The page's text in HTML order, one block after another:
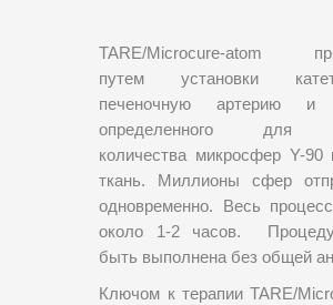
TARE/Microcure-atom
путем установки
печеночную артерию и
определенного для
количества микросфер Y-90
ткань. Миллионы сфер
одновременно. Весь
около 1-2 часов.
быть выполнена без общей
Ключом к терапии TARE/